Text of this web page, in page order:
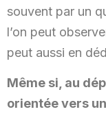
souvent par un
l’on peut
peut aussi en
Même si, au
orientée vers